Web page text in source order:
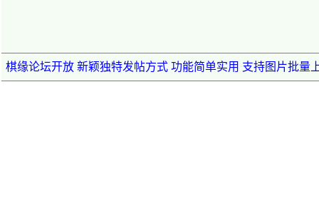
棋缘论坛开放 新颖独特发帖方式 功能简单实用 支持图片批量